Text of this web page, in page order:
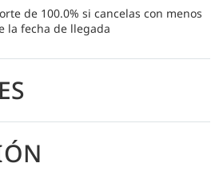
de 100.0% si cancelas con menos
la fecha de llegada